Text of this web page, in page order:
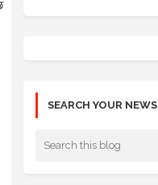
SEARCH YOUR NEWS